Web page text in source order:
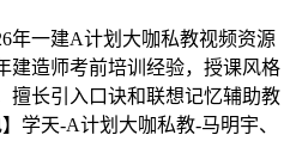
年一建A计划大咖私教视频资源
建造师考前培训经验，授课风格
擅长引入口诀和联想记忆辅助教
学天-A计划大咖私教-马明宇、